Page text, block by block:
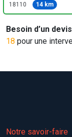
18110 14 km
Besoin d’un
18 pour une
Notre savoir-faire